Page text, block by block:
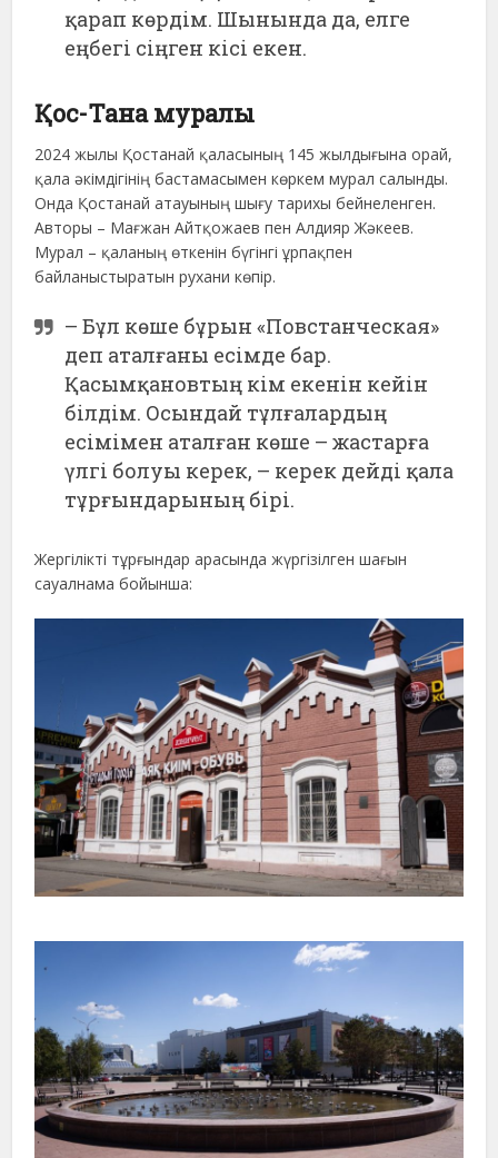
қарап көрдім. Шынында да, елге
еңбегі сіңген кісі екен.
Қос-Тана муралы
2024 жылы Қостанай қаласының 145 жылдығына орай,
қала әкімдігінің бастамасымен көркем мурал салынды.
Онда Қостанай атауының шығу тарихы бейнеленген.
Авторы – Мағжан Айтқожаев пен Алдияр Жәкеев.
Мурал – қаланың өткенін бүгінгі ұрпақпен
байланыстыратын рухани көпір.
– Бұл көше бұрын «Повстанческая»
деп аталғаны есімде бар.
Қасымқановтың кім екенін кейін
білдім. Осындай тұлғалардың
есімімен аталған көше – жастарға
үлгі болуы керек, – керек дейді қала
тұрғындарының бірі.
Жергілікті тұрғындар арасында жүргізілген шағын
сауалнама бойынша: